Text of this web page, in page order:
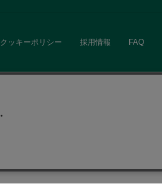
クッキーポリシー 採用情報 FAQ